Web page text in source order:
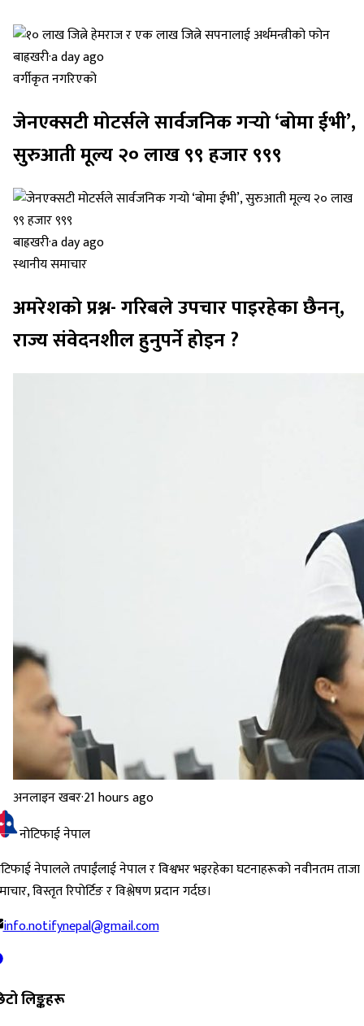
बाह्रखरी·a day ago
वर्गीकृत नगरिएको
जेनएक्सटी मोटर्सले सार्वजनिक गर्‍यो ‘बोमा ईभी’,
सुरुआती मूल्य २० लाख ९९ हजार ९९९
बाह्रखरी·a day ago
स्थानीय समाचार
अमरेशको प्रश्न- गरिबले उपचार पाइरहेका छैनन्,
राज्य संवेदनशील हुनुपर्ने होइन ?
अनलाइन खबर·21 hours ago
नोटिफाई नेपाल
नेपालले तपाईंलाई नेपाल र विश्वभर भइरहेका घटनाहरूको नवीनतम ताजा
विस्तृत रिपोर्टिङ र विश्लेषण प्रदान गर्दछ।
info.notifynepal@gmail.com
लिङ्कहरू